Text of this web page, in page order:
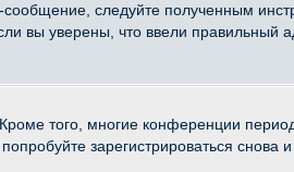
следуйте полученным
вы уверены, что ввели правильный
того, многие конференции
зарегистрироваться снова и